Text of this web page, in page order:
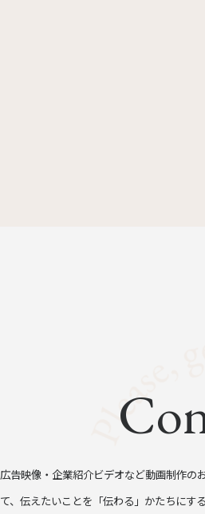
広告映像・企業紹介ビデオなど動画制作の
て、伝えたいことを「伝わる」かたちにす